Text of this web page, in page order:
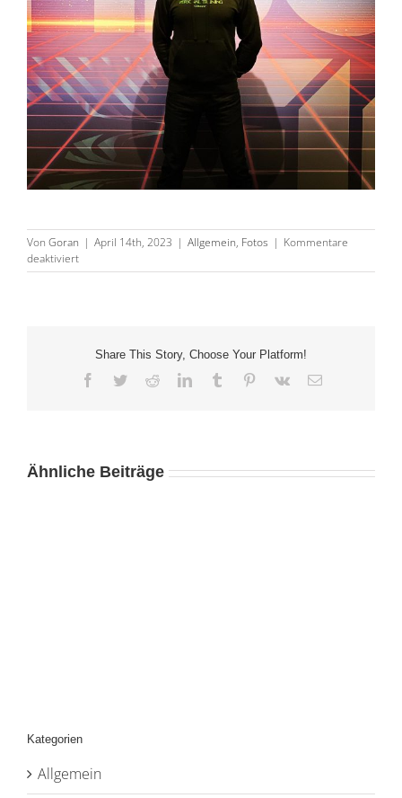
Von Goran | April 14th, 2023 | Allgemein, Fotos | Kommentare
deaktiviertfür
FIBO
Share This Story, Choose Your Platform!
Facebook
TwitterRedditLinkedInTumblr Pinterest
Vk
E-
Ähnliche Beiträge
Kategorien
Allgemein